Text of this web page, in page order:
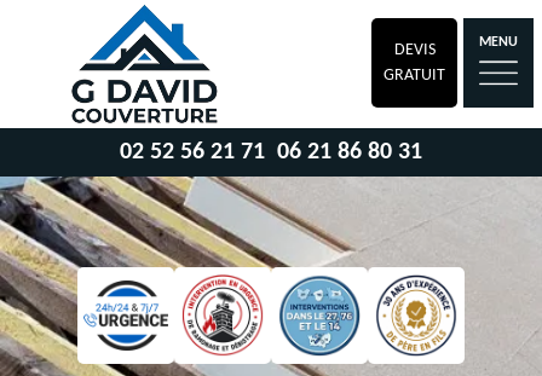
DEVIS
GRATUIT
MENU
02 52 56 21 71 06 21 86 80 31